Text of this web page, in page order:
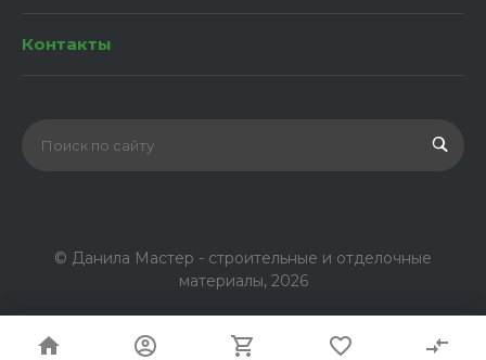
Контакты
© Данила Мастер - строительные и отделочные
материалы, 2026